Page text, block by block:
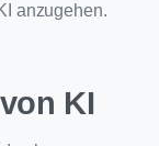
anzugehen.
KI